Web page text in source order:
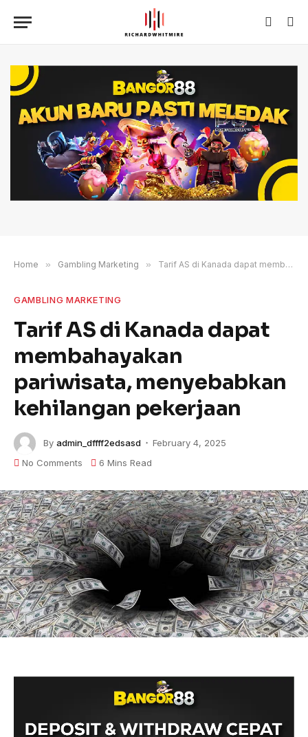
Home » Gambling Marketing » Tarif AS di Kanada dapat membahayakan pariwisata, menyebabkan kehilangan pekerjaan
GAMBLING MARKETING
Tarif AS di Kanada dapat
membahayakan
pariwisata, menyebabkan
kehilangan pekerjaan
By admin_dffff2edsasd
February 4, 2025
No Comments
6 Mins Read